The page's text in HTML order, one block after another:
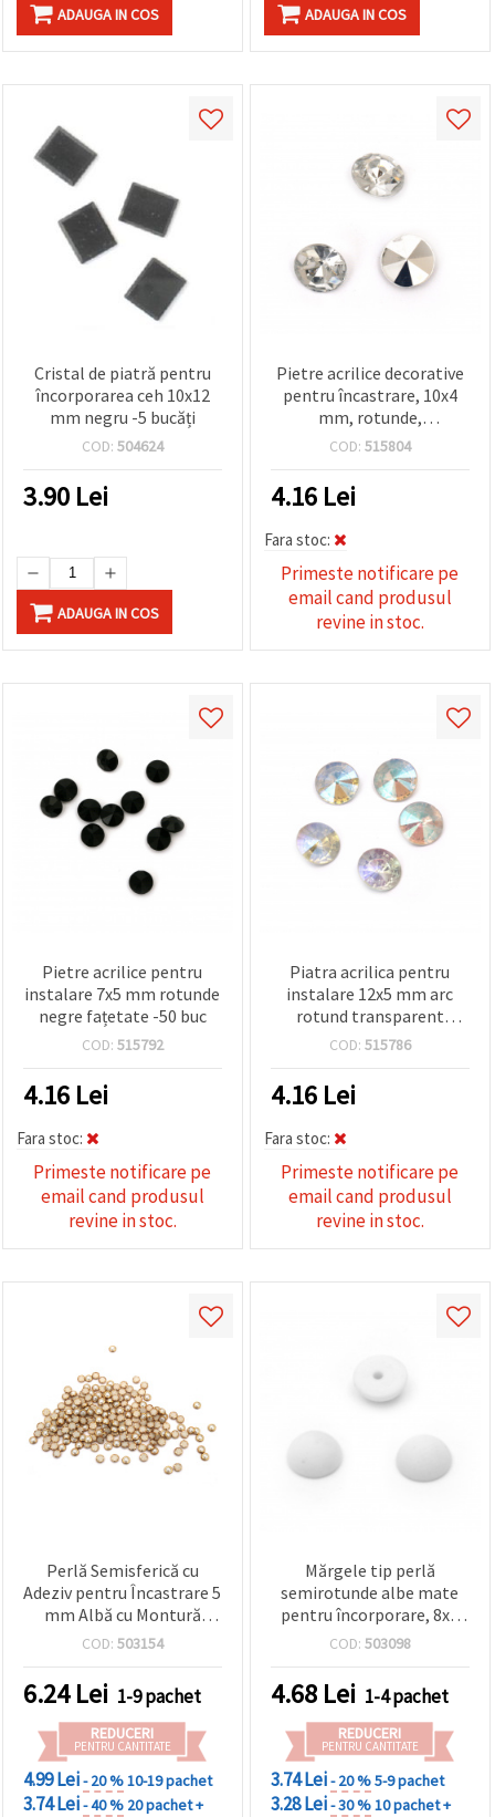
ADAUGA IN COS ADAUGA IN COS
Cristal de piatră pentru
încorporarea ceh 10x12
mm negru -5 bucăți
COD: 504624
3.90 Lei
ADAUGA IN COS
Pietre acrilice decorative
pentru încastrare, 10x4
mm, rotunde,
transparente, fațetate,
COD: 515804
4.16 Lei
Fara stoc:
Primeste notificare pe
email cand produsul
revine in stoc.
Pietre acrilice pentru
instalare 7x5 mm rotunde
negre fațetate -50 buc
COD: 515792
4.16 Lei
Fara stoc:
Primeste notificare pe
email cand produsul
revine in stoc.
Piatra acrilica pentru
instalare 12x5 mm arc
rotund transparent
fatetat -20 bucati
COD: 515786
4.16 Lei
Fara stoc:
Primeste notificare pe
email cand produsul
revine in stoc.
Perlă Semisferică cu
Adeziv pentru Încastrare 5
mm Albă cu Montură
Metalică Culoare Aurie 3
COD: 503154
6.24Lei 1-9 pachet
REDUCERI
PENTRU CANTITATE
4.99 Lei- 20 %10-19 pachet
3.74 Lei- 40 % 20 pachet +
Mărgele tip perlă
semirotunde albe mate
pentru încorporare, 8x4
mm, gaură 1 mm - 20
COD: 503098
4.68 Lei 1-4 pachet
REDUCERI
PENTRU CANTITATE
3.74 Lei- 20 %5-9 pachet
3.28 Lei- 30 %10 pachet +